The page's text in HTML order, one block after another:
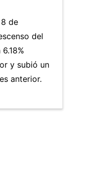
de
del
y subió un
anterior.